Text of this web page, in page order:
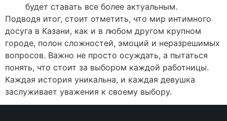
будет ставать все более актуальным.
Подводя итог, стоит отметить, что мир интимного
досуга в Казани, как и в любом другом крупном
городе, полон сложностей, эмоций и неразрешимых
вопросов. Важно не просто осуждать, а пытаться
понять, что стоит за выбором каждой работницы.
Каждая история уникальна, и каждая девушка
заслуживает уважения к своему выбору.